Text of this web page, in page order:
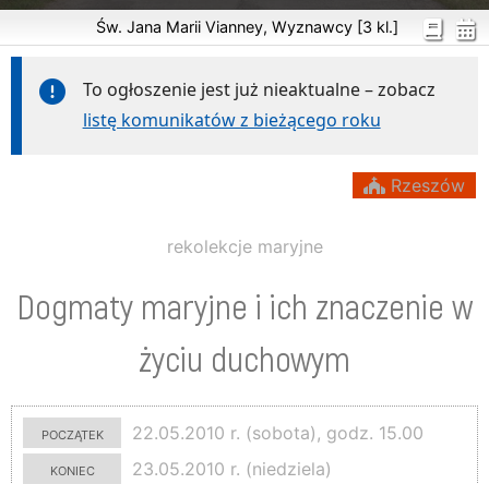
Św. Jana Marii Vianney, Wyznawcy [3 kl.]
To ogłoszenie jest już nieaktualne – zobacz
listę komunikatów z bieżącego roku
Rzeszów
rekolekcje maryjne
Dogmaty maryjne i ich znaczenie w
życiu duchowym
początek
22.05.2010 r. (sobota), godz. 15.00
koniec
23.05.2010 r. (niedziela)